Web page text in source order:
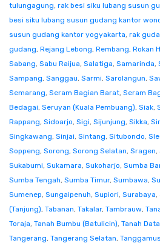
tulungagung, rak besi siku lubang susun
besi siku lubang susun gudang kantor
susun gudang kantor yogyakarta, rak
gudang, Rejang Lebong, Rembang, Rokan
Sabang, Sabu Raijua, Salatiga, Samarinda,
Sampang, Sanggau, Sarmi, Sarolangun,
Semarang, Seram Bagian Barat, Seram
Bedagai, Seruyan (Kuala Pembuang), Siak,
Rappang, Sidoarjo, Sigi, Sijunjung, Sikka,
Singkawang, Sinjai, Sintang, Situbondo,
Soppeng, Sorong, Sorong Selatan, Sragen,
Sukabumi, Sukamara, Sukoharjo, Sumba
Sumba Tengah, Sumba Timur, Sumbawa,
Sumenep, Sungaipenuh, Supiori, Surabaya,
(Tanjung), Tabanan, Takalar, Tambrauw,
Toraja, Tanah Bumbu (Batulicin), Tanah
Tangerang, Tangerang Selatan, Tanggamus